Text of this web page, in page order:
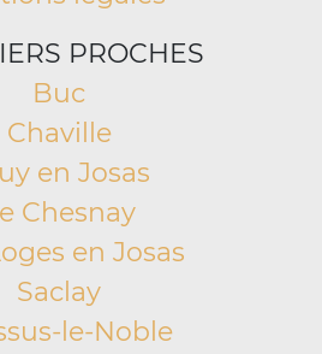
PROCHES
Buc
Chaville
en Josas
Chesnay
en Josas
Saclay
le-Noble